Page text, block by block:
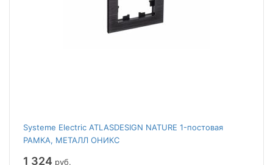
Systeme Electric ATLASDESIGN NATURE 1-постовая
РАМКА, МЕТАЛЛ ОНИКС
1 324 руб.